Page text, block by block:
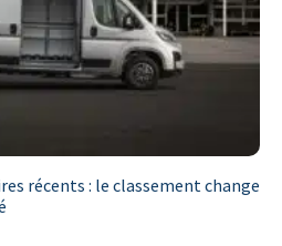
récents : le classement change